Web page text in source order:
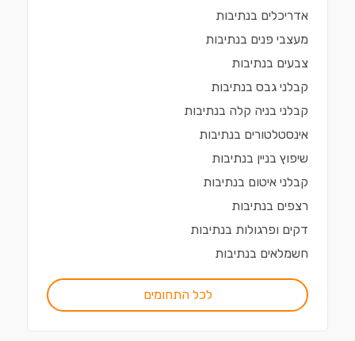
אדריכלים בנתיבות
מעצבי פנים בנתיבות
צבעים בנתיבות
קבלני גבס בנתיבות
קבלני בניה קלה בנתיבות
אינסטלטורים בנתיבות
שיפוץ בניין בנתיבות
קבלני איטום בנתיבות
רצפים בנתיבות
דקים ופרגולות בנתיבות
חשמלאים בנתיבות
לכל התחומים